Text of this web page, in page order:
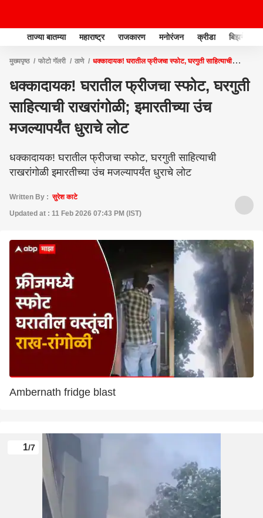
ताज्या बातम्या महाराष्ट्र राजकारण मनोरंजन क्रीडा बिझनेस
मुख्यपृष्ठ फोटो गॅलरी ठाणे
धक्कादायक! घरातील फ्रीजचा स्फोट, घरगुती साहित्याची
धक्कादायक! घरातील फ्रीजचा स्फोट, घरगुती
साहित्याची राखरांगोळी; इमारतीच्या उंच
मजल्यापर्यंत धुराचे लोट
धक्कादायक! घरातील फ्रीजचा स्फोट, घरगुती साहित्याची
राखरांगोळी इमारतीच्या उंच मजल्यापर्यंत धुराचे लोट
Written By :सुरेश काटे
Updated at : 11 Feb 2026 07:43 PM (IST)
Ambernath fridge blast
1/7